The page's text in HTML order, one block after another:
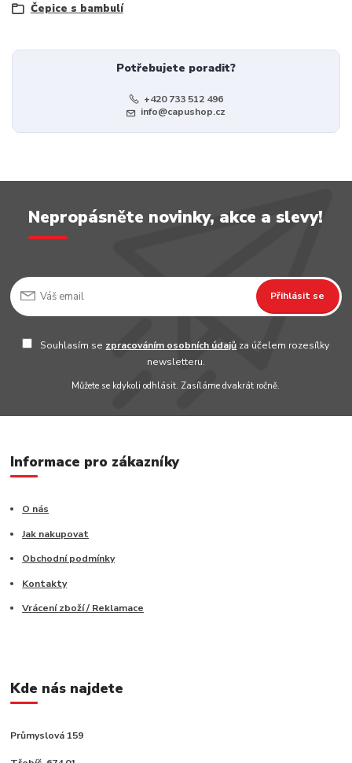
Čepice s bambulí
Potřebujete poradit?
+420 733 512 496
info@capushop.cz
Nepropásněte novinky, akce a slevy!
Přihlásit se
Souhlasím se zpracováním osobních údajů za účelem rozesílky
newsletteru.
Můžete se kdykoli odhlásit. Zasíláme dvakrát ročně.
Informace pro zákazníky
O nás
Jak nakupovat
Obchodní podmínky
Kontakty
Vrácení zboží / Reklamace
Kde nás najdete
Průmyslová 159